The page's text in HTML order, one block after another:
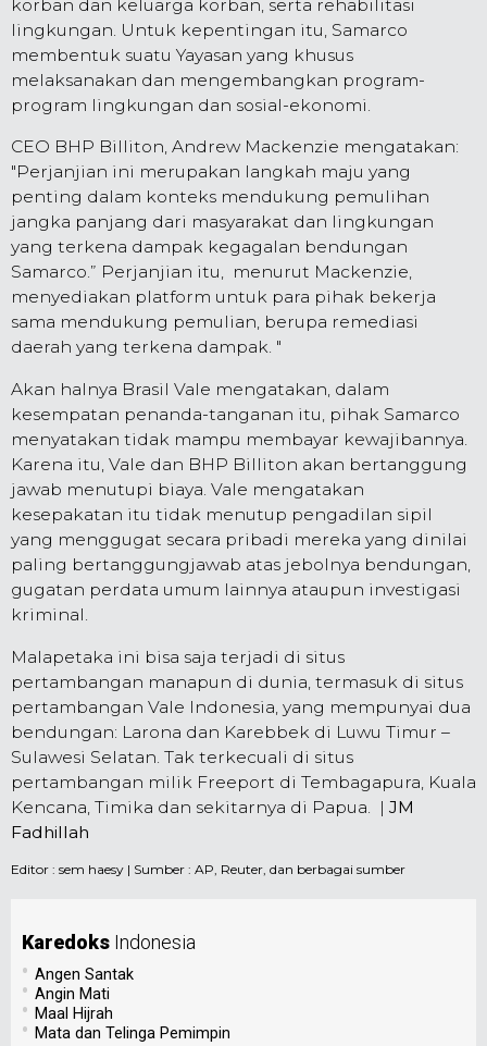
korban dan keluarga korban, serta rehabilitasi
lingkungan. Untuk kepentingan itu, Samarco
membentuk suatu Yayasan yang khusus
melaksanakan dan mengembangkan program-
program lingkungan dan sosial-ekonomi.
CEO BHP Billiton, Andrew Mackenzie mengatakan:
"Perjanjian ini merupakan langkah maju yang
penting dalam konteks mendukung pemulihan
jangka panjang dari masyarakat dan lingkungan
yang terkena dampak kegagalan bendungan
Samarco.” Perjanjian itu, menurut Mackenzie,
menyediakan platform untuk para pihak bekerja
sama mendukung pemulian, berupa remediasi
daerah yang terkena dampak. "
Akan halnya Brasil Vale mengatakan, dalam
kesempatan penanda-tanganan itu, pihak Samarco
menyatakan tidak mampu membayar kewajibannya.
Karena itu, Vale dan BHP Billiton akan bertanggung
jawab menutupi biaya. Vale mengatakan
kesepakatan itu tidak menutup pengadilan sipil
yang menggugat secara pribadi mereka yang dinilai
paling bertanggungjawab atas jebolnya bendungan,
gugatan perdata umum lainnya ataupun investigasi
kriminal.
Malapetaka ini bisa saja terjadi di situs
pertambangan manapun di dunia, termasuk di situs
pertambangan Vale Indonesia, yang mempunyai dua
bendungan: Larona dan Karebbek di Luwu Timur –
Sulawesi Selatan. Tak terkecuali di situs
pertambangan milik Freeport di Tembagapura, Kuala
Kencana, Timika dan sekitarnya di Papua. | JM
Fadhillah
Editor : sem haesy | Sumber : AP, Reuter, dan berbagai sumber
Karedoks Indonesia
• Angen Santak
• Angin Mati
• Maal Hijrah
• Mata dan Telinga Pemimpin